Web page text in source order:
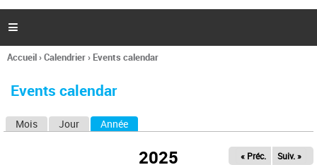
l
h
e

Vous
ici
Accueil›Calendrier› Events calendar
Events calendar
Mois Jour Année
2025 « Préc. Suiv. »